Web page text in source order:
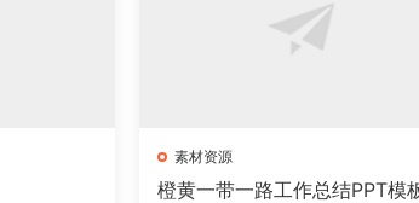
素材资源
橙黄一带一路工作总结PPT模